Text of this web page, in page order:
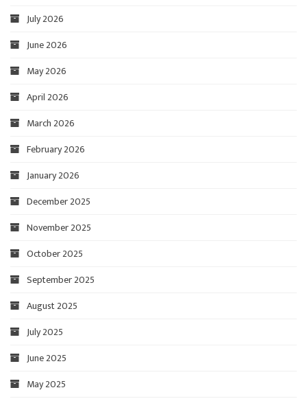
July 2026
June 2026
May 2026
April 2026
March 2026
February 2026
January 2026
December 2025
November 2025
October 2025
September 2025
August 2025
July 2025
June 2025
May 2025